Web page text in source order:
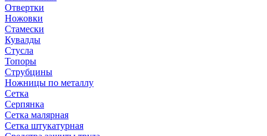
Отвертки
Ножовки
Стамески
Кувалды
Стусла
Топоры
Струбцины
Ножницы по металлу
Сетка
Серпянка
Сетка малярная
Сетка штукатурная